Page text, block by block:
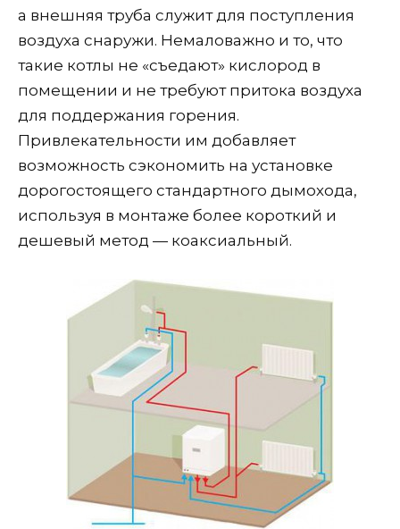
а внешняя труба служит для поступления
воздуха снаружи. Немаловажно и то, что
такие котлы не «съедают» кислород в
помещении и не требуют притока воздуха
для поддержания горения.
Привлекательности им добавляет
возможность сэкономить на установке
дорогостоящего стандартного дымохода,
используя в монтаже более короткий и
дешевый метод — коаксиальный.